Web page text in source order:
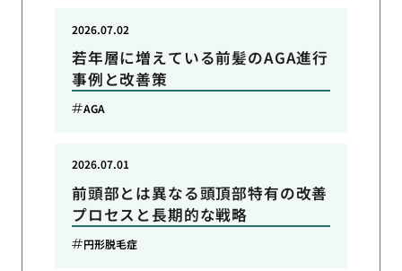
若年層に増えている前髪のAGA進行
事例と改善策
2026.07.02
AGA
前頭部とは異なる頭頂部特有の改善
プロセスと長期的な戦略
2026.07.01
円形脱毛症